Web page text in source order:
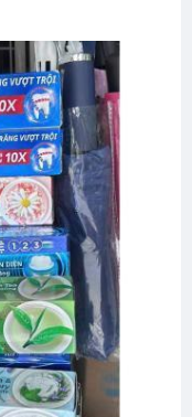
Nhơn
Nhơn Tại